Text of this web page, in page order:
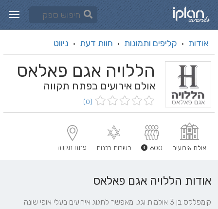
אודות · קליפים ותמונות · חוות דעת · ניווט
הללויה אגם פאלאס
אולם אירועים בפתח תקווה
(0)
אולם אירועים 600 כשרות רבנות פתח תקווה
אודות הללויה אגם פאלאס